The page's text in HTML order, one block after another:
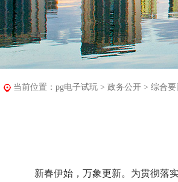
当前位置： pg电子试玩 > 政务公开 > 综合要
新春伊始，万象更新。为贯彻落实